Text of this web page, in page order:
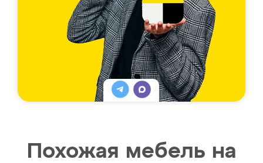
Похожая мебель на